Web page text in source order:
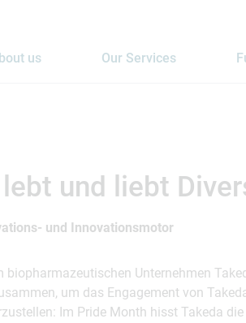
us Our Services
und liebt
und Innovationsmotor
biopharmazeutischen Unternehmen
um das Engagement von
Im Pride Month hisst Takeda